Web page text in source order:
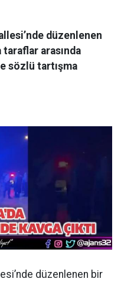
düzenlenen
taraflar arasında
sözlü tartışma
düzenlenen bir